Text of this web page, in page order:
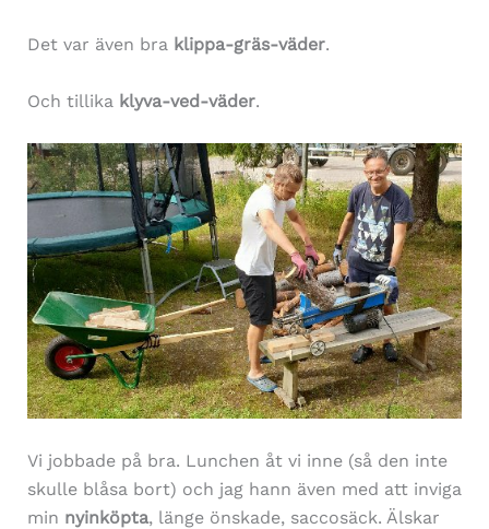
Det var även bra klippa-gräs-väder.
Och tillika klyva-ved-väder.
Vi jobbade på bra. Lunchen åt vi inne (så den inte
skulle blåsa bort) och jag hann även med att inviga
min nyinköpta, länge önskade, saccosäck. Älskar